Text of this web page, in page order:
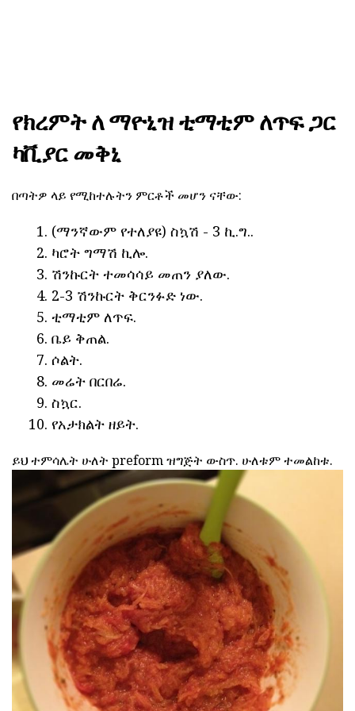
የክረምት ለ ማዮኒዝ ቲማቲም ለጥፍ ጋር
ካቪያር መቅኒ
በጣትዎ ላይ የሚከተሉትን ምርቶች መሆን ናቸው:
(ማንኛውም የተለያዩ) ስኳሽ - 3 ኪ.ግ..
ካሮት ግማሽ ኪሎ.
ሽንኩርት ተመሳሳይ መጠን ያለው.
2-3 ሽንኩርት ቅርንፉድ ነው.
ቲማቲም ለጥፍ.
ቤይ ቅጠል.
ሶልት.
መሬት በርበሬ.
ስኳር.
የአታክልት ዘይት.
ይህ ተምሳሌት ሁለት preform ዝግጅት ውስጥ. ሁለቱም ተመልከቱ.